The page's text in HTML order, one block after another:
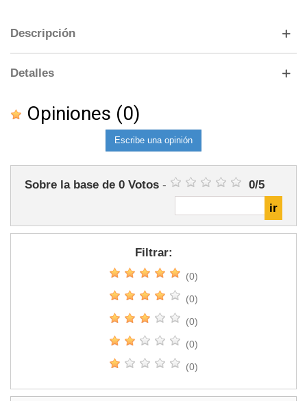
Descripción
Detalles
Opiniones (0)
Escribe una opinión
Sobre la base de 0 Votos - 0/5
Filtrar:
(0)
(0)
(0)
(0)
(0)